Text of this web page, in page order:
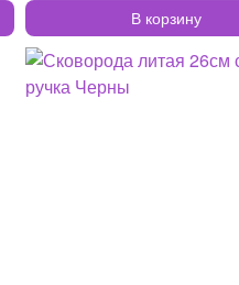
В корзину